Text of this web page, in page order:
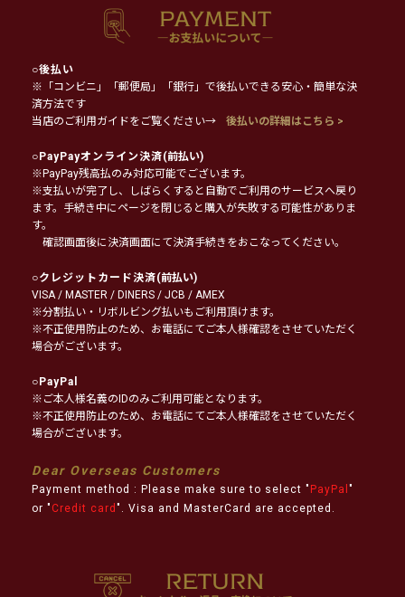
○後払い
※「コンビニ」「郵便局」「銀行」で後払いできる安心・簡単な決
済方法です
当店のご利用ガイドをご覧ください→
後払いの詳細はこちら >
○PayPayオンライン決済(前払い)
※PayPay残高払のみ対応可能でございます。
※支払いが完了し、しばらくすると自動でご利用のサービスへ戻り
ます。手続き中にページを閉じると購入が失敗する可能性がありま
す。
確認画面後に決済画面にて決済手続きをおこなってください。
○クレジットカード決済(前払い)
VISA / MASTER / DINERS / JCB / AMEX
※分割払い・リボルビング払いもご利用頂けます。
※不正使用防止のため、お電話にてご本人様確認をさせていただく
場合がございます。
○PayPal
※ご本人様名義のIDのみご利用可能となります。
※不正使用防止のため、お電話にてご本人様確認をさせていただく
場合がございます。
Dear Overseas Customers
Payment method : Please make sure to select " PayPal "
or " Credit card ". Visa and MasterCard are accepted.